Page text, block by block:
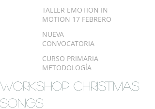
TALLER EMOTION IN
MOTION 17 FEBRERO
NUEVA
CONVOCATORIA
CURSO PRIMARIA
METODOLOGÍA
BILBAO
Workshop Christmas
Songs